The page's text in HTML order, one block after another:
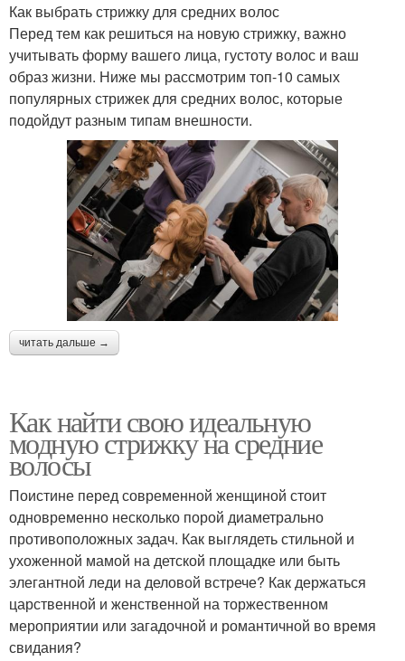
Как выбрать стрижку для средних волос
Перед тем как решиться на новую стрижку, важно
учитывать форму вашего лица, густоту волос и ваш
образ жизни. Ниже мы рассмотрим топ-10 самых
популярных стрижек для средних волос, которые
подойдут разным типам внешности.
читать дальше →
Как найти свою идеальную
модную стрижку на средние
волосы
Поистине перед современной женщиной стоит
одновременно несколько порой диаметрально
противоположных задач. Как выглядеть стильной и
ухоженной мамой на детской площадке или быть
элегантной леди на деловой встрече? Как держаться
царственной и женственной на торжественном
мероприятии или загадочной и романтичной во время
свидания?